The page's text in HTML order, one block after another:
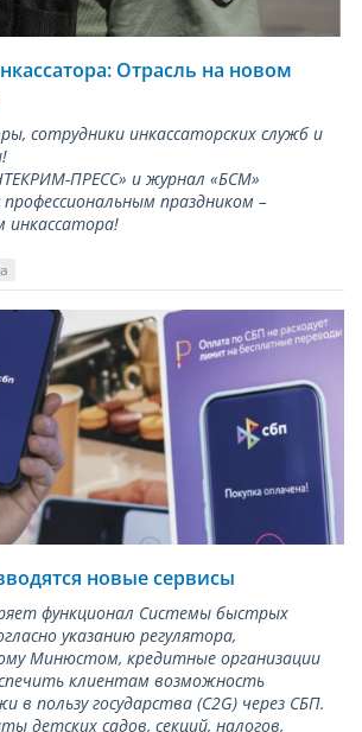
Отрасль на новом
сотрудники инкассаторских служб и
ПРЕСС» и журнал «БСМ»
праздником –
инкассатора!
новые сервисы
функционал Системы быстрых
указанию регулятора,
Минюстом, кредитные организации
клиентам возможность
в пользу государства (С2G) через СБП.
детских садов, секций, налогов,